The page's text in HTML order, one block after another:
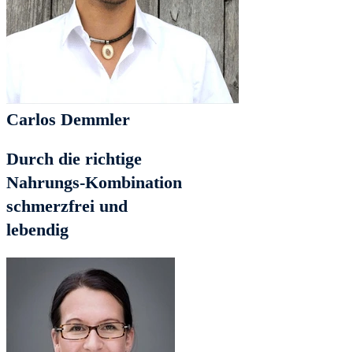
Carlos Demmler
Durch die richtige
Nahrungs-Kombination
schmerzfrei und
lebendig